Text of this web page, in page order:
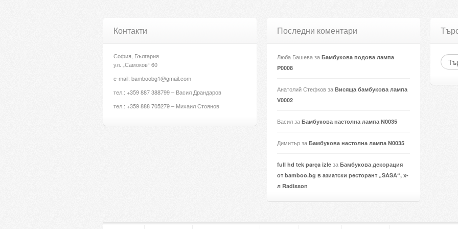
Контакти
София, България
ул. „Самоков“ 60
e-mail: bamboobg1@gmail.com
тел.: +359 887 388799 – Васил Драндаров
тел.: +359 888 705279 – Михаил Стоянов
Последни коментари
Люба Башеваза Бамбукова подова лампа
P0008
Анатолий Стефковза Висяща бамбукова лампа
V0002
Василза Бамбукова настолна лампа N0035
Димитърза Бамбукова настолна лампа N0035
full hd tek parça izle за Бамбукова декорация
от bamboo.bg в азиатски ресторант „SASA“, х-
л Radisson